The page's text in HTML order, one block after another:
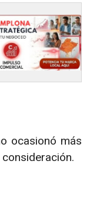
ocasionó más